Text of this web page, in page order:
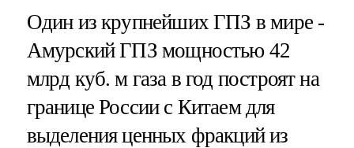
Один из крупнейших ГПЗ в мире -
Амурский ГПЗ мощностью 42
млрд куб. м газа в год построят на
границе России с Китаем для
выделения ценных фракций из